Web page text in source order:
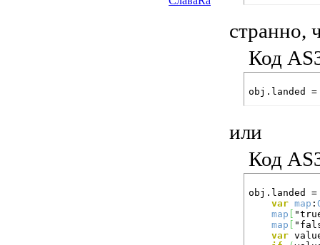
странно,
Код
obj.landed
или
Код
obj.landed
var map :
map [
map [
var